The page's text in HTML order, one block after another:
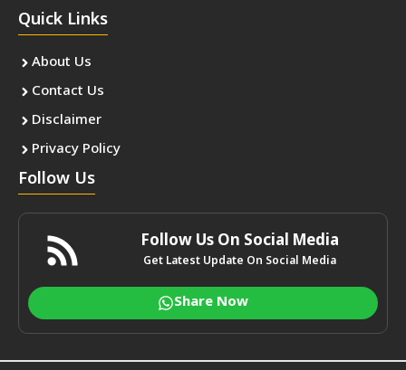
Quick Links
About Us
Contact Us
Disclaimer
Privacy Policy
Follow Us
Follow Us On Social Media
Get Latest Update On Social Media
Share Now